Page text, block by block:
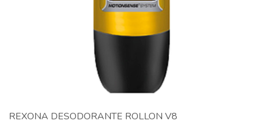
REXONA DESODORANTE ROLLON V8